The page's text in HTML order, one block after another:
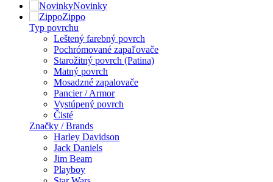
Novinky
Zippo
Typ povrchu
Leštený farebný povrch
Pochrómované zapaľovače
Starožitný povrch (Patina)
Matný povrch
Mosadzné zapalovače
Pancier / Armor
Vystúpený povrch
Čisté
Značky / Brands
Harley Davidson
Jack Daniels
Jim Beam
Playboy